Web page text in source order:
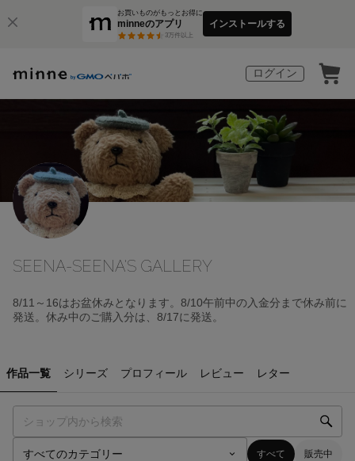
お買いものがもっとお得に
minneのアプリ
3万件以上
インストールする
ログイン
SEENA-SEENA'S GALLERY
8/11～16はお盆休みとなります。8/10午前中の入金分まで休み前に
発送。休み中のご購入分は、8/17に発送。
作品一覧 シリーズ プロフィール レビュー レター
すべて 販売中